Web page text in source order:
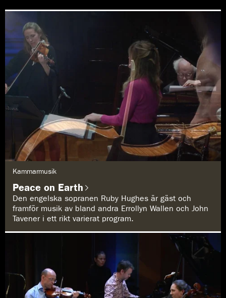
Kammarmusik
Peace on Earth
Den engelska sopranen Ruby Hughes är gäst och
framför musik av bland andra Errollyn Wallen och John
Tavener i ett rikt varierat program.